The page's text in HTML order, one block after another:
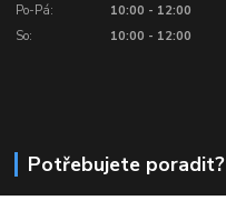
Po-Pá: 10:00 - 12:00
So:
10:00 - 12:00
Potřebujete poradit?